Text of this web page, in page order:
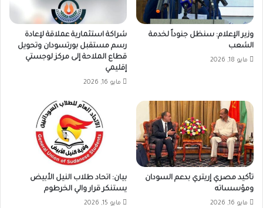
وزير الإعلام: سنظل جنوداً لخدمة
الشعب
مايو 18, 2026
شراكة استثمارية عملاقة لإعادة
رسم مستقبل بورتسودان وتحويل
قطاع الملاحة إلى مركز لوجستي
إقليمي
مايو 16, 2026
تأكيد مصري إريتري بدعم السودان
ومؤسساته
مايو 16, 2026
بيان: اتحاد طلاب النيل الأبيض
يستنكر قرار والي الخرطوم
مايو 15, 2026